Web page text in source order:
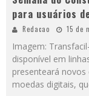
para usuários
Redacao 15 de
Imagem:
disponível em
presenteará
moedas digitais,